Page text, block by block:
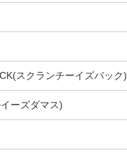
スクランチーイズバック)
ーズダマス)